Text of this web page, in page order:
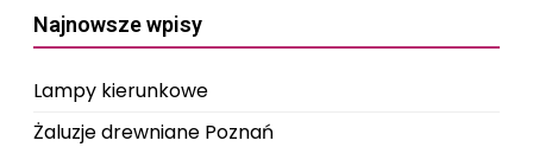
Najnowsze wpisy
Lampy kierunkowe
Żaluzje drewniane Poznań